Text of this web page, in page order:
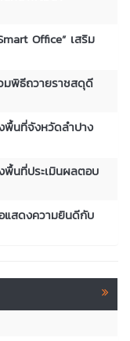
Office” เสริม
พิธีถวายราชสดุดี
นที่จังหวัดลำปาง
นที่ประเมินผลตอบ
สดงความยินดีกับ